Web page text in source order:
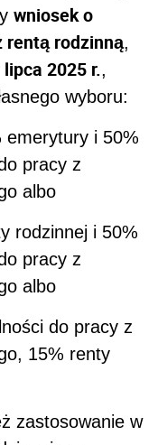
wniosek o
rentą rodzinną,
2025 r.,
wyboru:
emerytury i 50%
pracy z
albo
rodzinnej i 50%
pracy z
albo
do pracy z
15% renty
zastosowanie w